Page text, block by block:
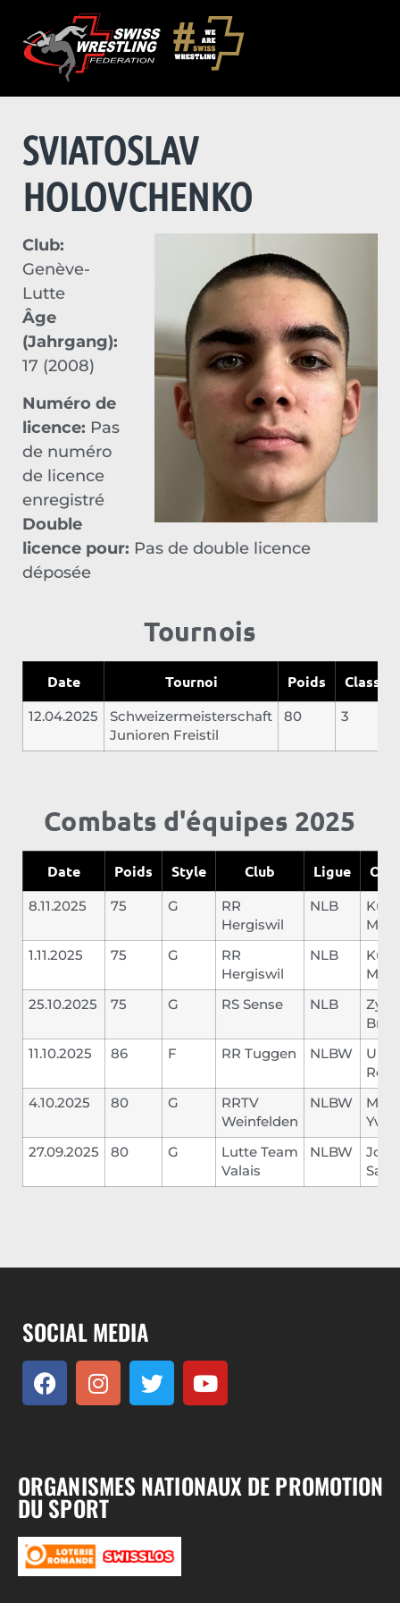
SVIATOSLAV
HOLOVCHENKO
Club:
Genève-
Lutte
Âge
(Jahrgang):
17 (2008)
Numéro de
licence: Pas
de numéro
de licence
enregistré
Double
licence pour: Pas de double licence
déposée
Tournois
Date Tournoi Poids
12.04.2025
Schweizermeisterschaft
Junioren Freistil
80 3
Combats d'équipes 2025
Date Poids Style Club Ligue
8.11.2025 75 G
RR
Hergiswil
NLB
1.11.2025
75 G
RR
Hergiswil
NLB
25.10.2025
75 G RS Sense NLB
11.10.2025
86 F RR Tuggen NLBW
4.10.2025
80 G
RRTV
Weinfelden
NLBW
Yves
27.09.2025
80 G
Lutte Team
Valais
NLBW
SOCIAL MEDIA
ORGANISMES NATIONAUX DE PROMOTION
DU SPORT